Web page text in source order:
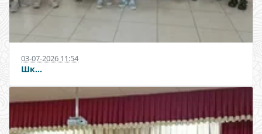
03-07-2026 11:54
Шк...